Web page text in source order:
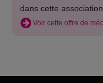
dans cette
Voir cette offre de